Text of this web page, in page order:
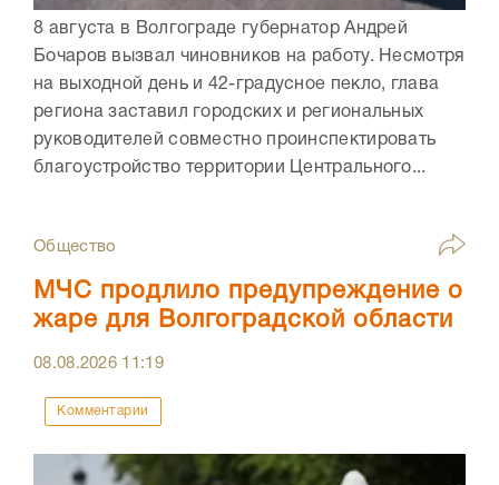
8 августа в Волгограде губернатор Андрей
Бочаров вызвал чиновников на работу. Несмотря
на выходной день и 42-градусное пекло, глава
региона заставил городских и региональных
руководителей совместно проинспектировать
благоустройство территории Центрального...
Общество
МЧС продлило предупреждение о
жаре для Волгоградской области
08.08.2026 11:19
Комментарии